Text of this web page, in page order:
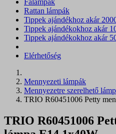
Falámpák
Rattan lámpák
Tippek ajándékhoz akár
Tippek ajándékokhoz akár
Tippek ajándékokhoz akár
Elérhetőség
Mennyezeti lámpák
Mennyezetre szerelhető
TRIO R60451006 Petty
TRIO R60451006